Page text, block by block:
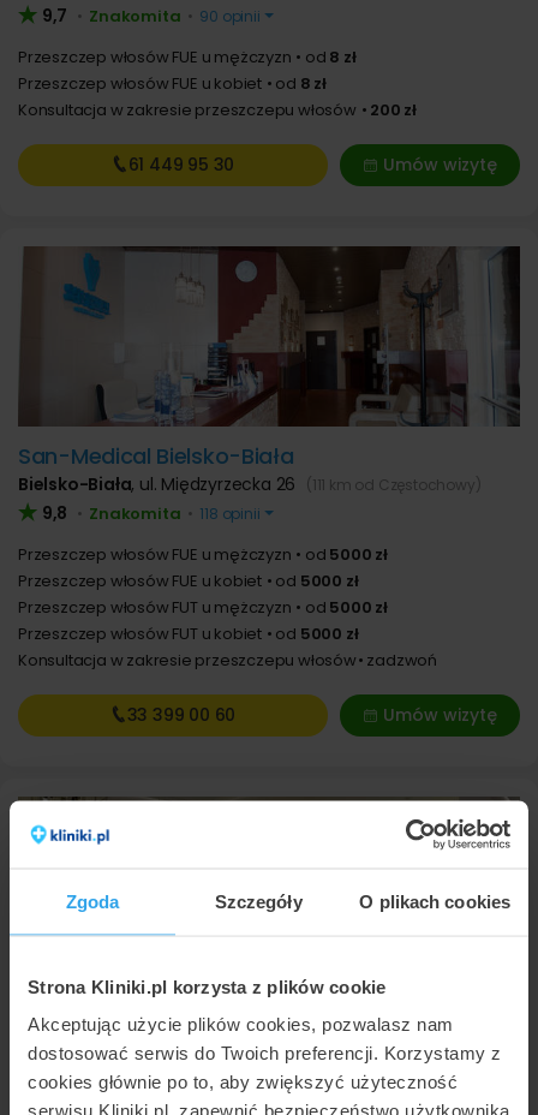
Zgoda Szczegóły O plikach cookies
Strona Kliniki.pl korzysta z plików cookie
Akceptując użycie plików cookies, pozwalasz nam
dostosować serwis do Twoich preferencji. Korzystamy z
cookies głównie po to, aby zwiększyć użyteczność
serwisu Kliniki.pl, zapewnić bezpieczeństwo użytkownika
9,7 • Znakomita • 90 opinii
Przeszczep włosów FUE u mężczyzn od 8 zł
Przeszczep włosów FUE u kobiet
od 8 zł
Konsultacja w zakresie przeszczepu włosów
200 zł
Umów wizytę
61 449 95 30
San-Medical Bielsko-Biała
Bielsko-Biała, ul. Międzyrzecka 26 (111 km od Częstochowy)
9,8 • Znakomita • 118 opinii
Przeszczep włosów FUE u mężczyzn od 5000 zł
Przeszczep włosów FUE u kobiet
od 5000 zł
Przeszczep włosów FUT u mężczyzn
od 5000 zł
Przeszczep włosów FUT u kobiet
od 5000 zł
Konsultacja w zakresie przeszczepu włosów zadzwoń
Umów wizytę
33 399 00 60
Marina MedEstetic
Warszawa,ul. Białej Floty 6 lok. U2 (200 km od Częstochowy)
9,9•Znakomita•379 opinii